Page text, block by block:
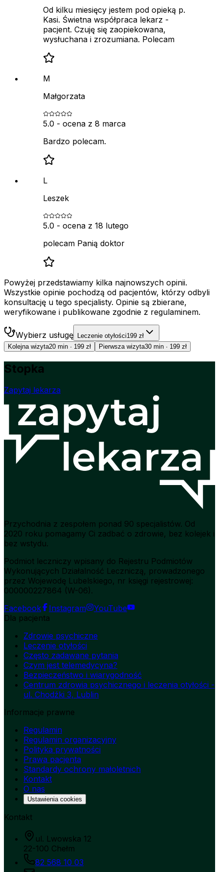
Od kilku miesięcy jestem pod opieką p.
Kasi. Świetna współpraca lekarz -
pacjent. Czuję się zaopiekowana,
wysłuchana i zrozumiana. Polecam
M
Małgorzata
5.0 - ocena z 8 marca
Bardzo polecam.
L
Leszek
5.0 - ocena z 18 lutego
polecam Panią doktor
Powyżej przedstawiamy kilka najnowszych opinii.
Wszystkie opinie pochodzą od pacjentów, którzy odbyli
konsultację u tego specjalisty. Opinie są zbierane,
weryfikowane i publikowane zgodnie z regulaminem.
Wybierz usługę Leczenie otyłości199 zł
Kolejna wizyta20 min · 199 zł Pierwsza wizyta30 min · 199 zł
Stopka
Zapytaj lekarza
Przychodnia z zespołem ponad 90 specjalistów. Od
2020 roku pomagamy Ci zadbać o zdrowie, bez kolejek i
bez wstydu.
Podmiot leczniczy wpisany do Rejestru Podmiotów
Wykonujących Działalność Leczniczą, prowadzonego
przez Wojewodę Lubelskiego, nr księgi rejestrowej:
000000227864 (W-06).
Facebook
Instagram
YouTube
Dla pacjenta
Zdrowie psychiczne
Leczenie otyłości
Często zadawane pytania
Czym jest telemedycyna?
Bezpieczeństwo i wiarygodność
Centrum zdrowia psychicznego i leczenia otyłości -
ul. Chodźki 3, Lublin
Informacje prawne
Regulamin
Regulamin organizacyjny
Polityka prywatności
Prawa pacjenta
Standardy ochrony małoletnich
Kontakt
O nas
Ustawienia cookies
Kontakt
ul. Lwowska 12
22-100 Chełm
82 568 10 03